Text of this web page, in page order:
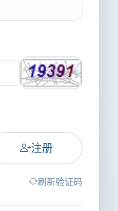
注册
刷新验证码